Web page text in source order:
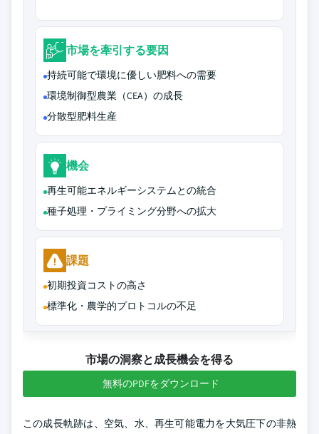
市場を牽引する要因
持続可能で環境に優しい肥料への需要
環境制御型農業（CEA）の成長
分散型肥料生産
機会
再生可能エネルギーシステムとの統合
種子処理・プライミング分野への拡大
課題
初期投資コストの高さ
標準化・農学的プロトコルの不足
市場の洞察と成長機会を得る
無料のPDFをダウンロード
この成長軌跡は、空気、水、再生可能電力を大気圧下の非熱